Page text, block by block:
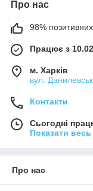
Про нас
98% позитивних
Працює з
м. Харків
вул.
Контакти
Сьогодні
Показати
Про нас